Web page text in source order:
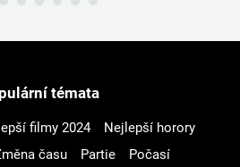
témata
filmy 2024
Nejlepší horory
času Partie
Počasí